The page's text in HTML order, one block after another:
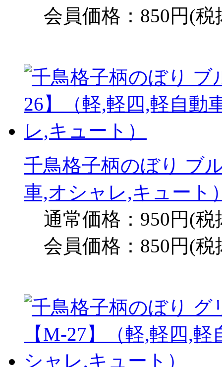
会員価格：850円(税
千鳥格子柄のぼり ブ
車,オシャレ,キュート
通常価格：950円(税
会員価格：850円(税